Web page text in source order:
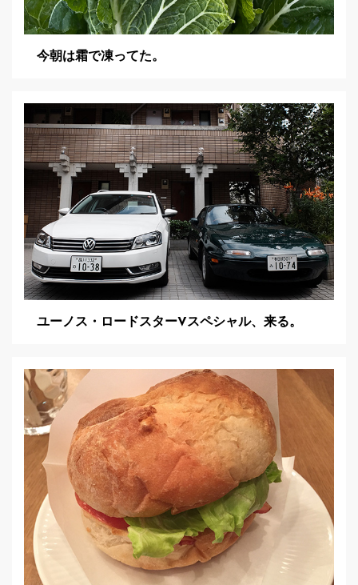
今朝は霜で凍ってた。
ユーノス・ロードスターVスペシャル、来る。